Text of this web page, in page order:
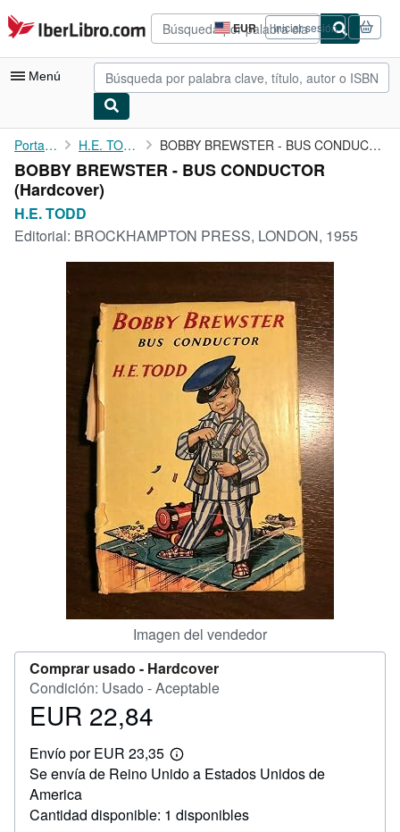
Pasar al contenido principal
IberLibro.com EUR
Preferencias
de
compra
del
Iniciar sesión
Menú
Mi cuenta
Consultar mis pedidos
Búsqueda avanzada
Colecciones
Arte y coleccionismo
Comenzar a vender
CERRAR
Portada H.E. TODD BOBBY BREWSTER - BUS CONDUCTOR
BOBBY BREWSTER - BUS CONDUCTOR
(Hardcover)
H.E. TODD
Editorial: BROCKHAMPTON PRESS, LONDON, 1955
Imagen del vendedor
Comprar usado - Hardcover
Condición: Usado - Aceptable
Precio
22,84
EUR 22,84
Envío por EUR 23,35
Más
información
tarifas
Se envía de Reino Unido a Estados Unidos de
America
Cantidad disponible: 1 disponibles